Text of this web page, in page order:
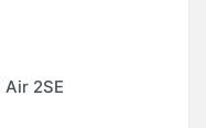
2SE